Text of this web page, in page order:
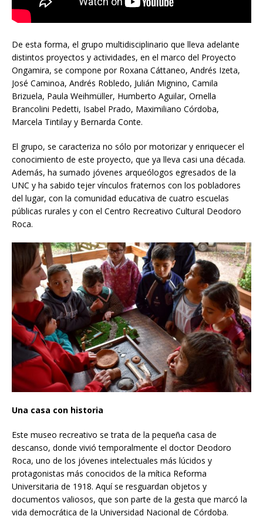
De esta forma, el grupo multidisciplinario que lleva adelante
distintos proyectos y actividades, en el marco del Proyecto
Ongamira, se compone por Roxana Cáttaneo, Andrés Izeta,
José Caminoa, Andrés Robledo, Julián Mignino, Camila
Brizuela, Paula Weihmüller, Humberto Aguilar, Ornella
Brancolini Pedetti, Isabel Prado, Maximiliano Córdoba,
Marcela Tintilay y Bernarda Conte.
El grupo, se caracteriza no sólo por motorizar y enriquecer el
conocimiento de este proyecto, que ya lleva casi una década.
Además, ha sumado jóvenes arqueólogos egresados de la
UNC y ha sabido tejer vínculos fraternos con los pobladores
del lugar, con la comunidad educativa de cuatro escuelas
públicas rurales y con el Centro Recreativo Cultural Deodoro
Roca.
Una casa con historia
Este museo recreativo se trata de la pequeña casa de
descanso, donde vivió temporalmente el doctor Deodoro
Roca, uno de los jóvenes intelectuales más lúcidos y
protagonistas más conocidos de la mítica Reforma
Universitaria de 1918. Aquí se resguardan objetos y
documentos valiosos, que son parte de la gesta que marcó la
vida democrática de la Universidad Nacional de Córdoba.